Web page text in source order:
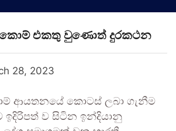
එකතු වුණොත් දුරකථන
28, 2023
ආයතනයේ කොටස් ලබා ගැනීම
ඉදිරිපත් ව සිටින ඉන්දියානු